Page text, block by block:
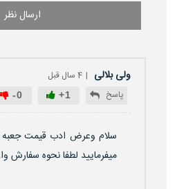
ارسال نظر
ولی بلالی
4 سال قبل
پاسخ
1
+
0
-
میفرمایید لطفا نحوه سفارش